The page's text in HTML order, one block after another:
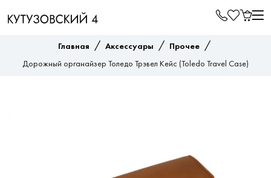
Главная / Аксессуары / Прочее /
Дорожный органайзер Толедо Трэвел Кейc (Toledo Travel Case)